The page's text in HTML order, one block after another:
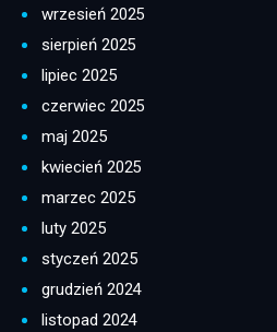
wrzesień 2025
sierpień 2025
lipiec 2025
czerwiec 2025
maj 2025
kwiecień 2025
marzec 2025
luty 2025
styczeń 2025
grudzień 2024
listopad 2024